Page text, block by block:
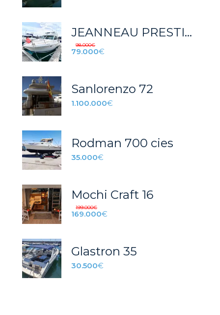
JEANNEAU PRESTIGE 32 FLY
98.000€
79.000€
Sanlorenzo 72
1.100.000€
Rodman 700 cies
35.000€
Mochi Craft 16
199.000€
169.000€
Glastron 35
30.500€